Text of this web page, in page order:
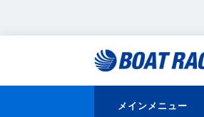
メインメニュー